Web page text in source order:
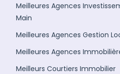
Meilleures Agences
Main
Meilleures Agences Gestion
Meilleures Agences
Meilleurs Courtiers Immobilier